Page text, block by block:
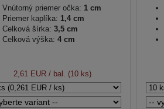
Vnútorný priemer očka: 1 cm
Priemer kaplíka: 1,4 cm
Celková šírka: 3,5 cm
Celková výška: 4 cm
2,61 EUR/ bal. (10 ks)